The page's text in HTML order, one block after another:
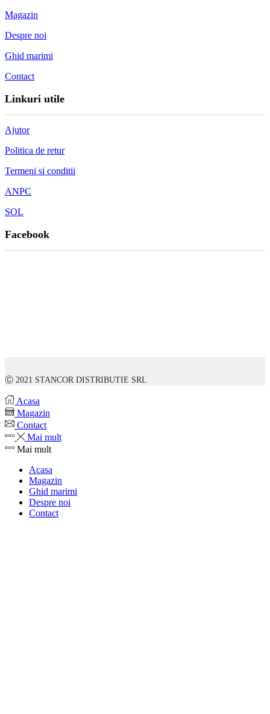
Magazin
Despre noi
Ghid marimi
Contact
Linkuri utile
Ajutor
Politica de retur
Termeni si conditii
ANPC
SOL
Facebook
Ⓒ 2021 STANCOR DISTRIBUTIE SRL
Acasa
Magazin
Contact
Mai mult
Mai mult
Acasa
Magazin
Ghid marimi
Despre noi
Contact